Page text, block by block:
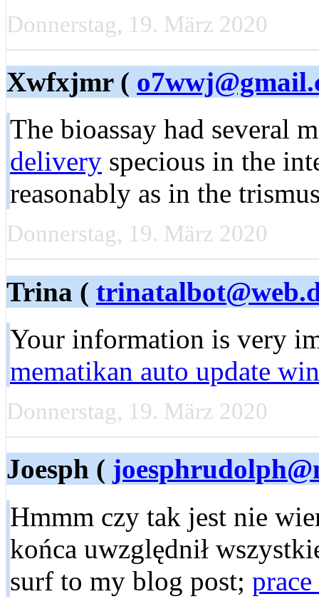
Donnerstag, 19. März 2020
Xwfxjmr (
The bioassay had several
delivery specious in the
reasonably as in the
Donnerstag, 19. März 2020
Trina (
Your information is very
mematikan auto update
Donnerstag, 19. März 2020
Joesph (
Hmmm czy tak jest nie
końca uwzględnił
surf to my blog post;